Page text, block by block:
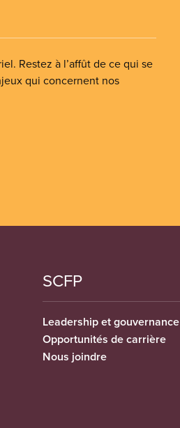
Restez à l’affût de ce qui se
qui concernent nos
SCFP
Leadership et gouvernance
Opportunités de carrière
Nous joindre